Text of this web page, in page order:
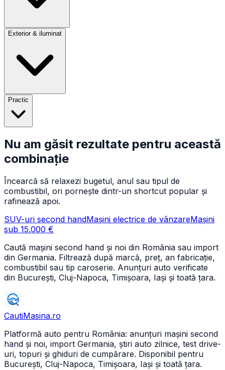
Exterior & iluminat
Practic
Nu am găsit rezultate pentru această
combinație
Încearcă să relaxezi bugetul, anul sau tipul de
combustibil, ori pornește dintr-un shortcut popular și
rafinează apoi.
SUV-uri second handMașini electrice de vânzareMașini
sub 15.000 €
Caută mașini second hand și noi din România sau import
din Germania. Filtrează după marcă, preț, an fabricație,
combustibil sau tip caroserie. Anunțuri auto verificate
din București, Cluj-Napoca, Timișoara, Iași și toată țara.
CautiMasina.ro
Platformă auto pentru România: anunțuri mașini second
hand și noi, import Germania, știri auto zilnice, test drive-
uri, topuri și ghiduri de cumpărare. Disponibil pentru
București, Cluj-Napoca, Timișoara, Iași și toată țara.